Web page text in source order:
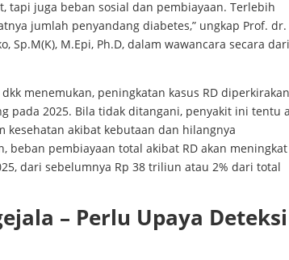
tapi juga beban sosial dan pembiayaan. Terlebih
jumlah penyandang diabetes,” ungkap Prof. dr.
Sp.M(K), M.Epi, Ph.D, dalam wawancara secara
menemukan, peningkatan kasus RD diperkirakan
pada 2025. Bila tidak ditangani, penyakit ini tentu
kesehatan akibat kebutaan dan hilangnya
beban pembiayaan total akibat RD akan meningkat
dari sebelumnya Rp 38 triliun atau 2% dari total
– Perlu Upaya Deteksi